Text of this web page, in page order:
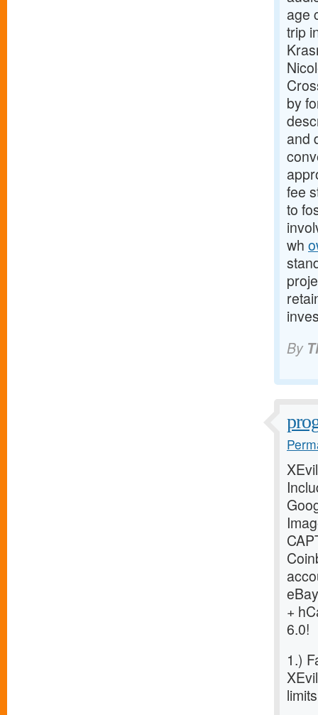
age
trip
by
and
fee
to
wh
By
+
6.0!
1.)